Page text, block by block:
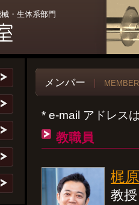
・生体系部門
メンバー
* e-mail アドレス
教職員
梶
教授